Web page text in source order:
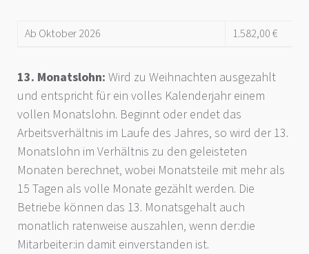
Ab Oktober 2026 1.582,00 €
13. Monatslohn: Wird zu Weihnachten ausgezahlt
und entspricht für ein volles Kalenderjahr einem
vollen Monatslohn. Beginnt oder endet das
Arbeitsverhältnis im Laufe des Jahres, so wird der 13.
Monatslohn im Verhältnis zu den geleisteten
Monaten berechnet, wobei Monatsteile mit mehr als
15 Tagen als volle Monate gezählt werden. Die
Betriebe können das 13. Monatsgehalt auch
monatlich ratenweise auszahlen, wenn der:die
Mitarbeiter:in damit einverstanden ist.